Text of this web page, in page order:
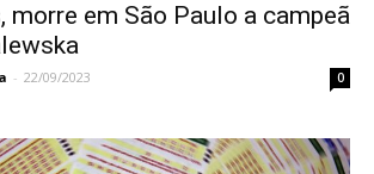
morre em São Paulo a campeã
- 22/09/2023 0